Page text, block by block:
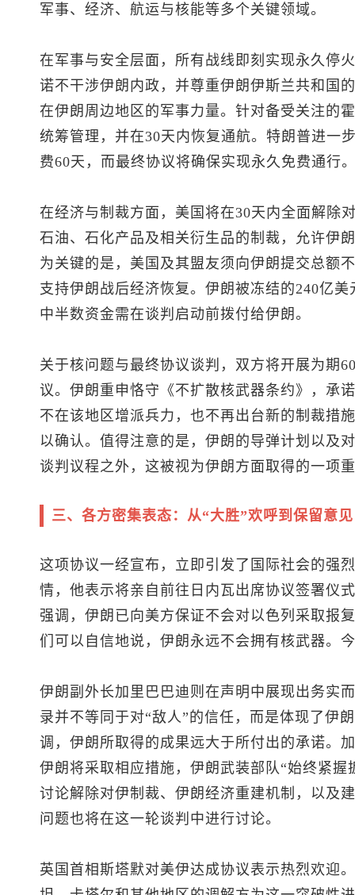
军事、经济、航运与核能等多个关键领域。
在军事与安全层面，所有战线即刻实现永久停
诺不干涉伊朗内政，并尊重伊朗伊斯兰共和国
在伊朗周边地区的军事力量。针对备受关注的
统筹管理，并在30天内恢复通航。特朗普进一
费60天，而最终协议将确保实现永久免费通行
在经济与制裁方面，美国将在30天内全面解除
石油、石化产品及相关衍生品的制裁，允许伊
为关键的是，美国及其盟友须向伊朗提交总额
支持伊朗战后经济恢复。伊朗被冻结的240亿
中半数资金需在谈判启动前拨付给伊朗。
关于核问题与最终协议谈判，双方将开展为期
议。伊朗重申恪守《不扩散核武器条约》，承
不在该地区增派兵力，也不再出台新的制裁措
以确认。值得注意的是，伊朗的导弹计划以及
谈判议程之外，这被视为伊朗方面取得的一项
三、各方密集表态：从“大胜”欢呼到保留意见
这项协议一经宣布，立即引发了国际社会的强
情，他表示将亲自前往日内瓦出席协议签署仪
强调，伊朗已向美方保证不会对以色列采取报
们可以自信地说，伊朗永远不会拥有核武器。
伊朗副外长加里巴巴迪则在声明中展现出务实
录并不等同于对“敌人”的信任，而是体现了伊
调，伊朗所取得的成果远大于所付出的承诺。
伊朗将采取相应措施，伊朗武装部队“始终紧
讨论解除对伊制裁、伊朗经济重建机制，以及
问题也将在这一轮谈判中进行讨论。
英国首相斯塔默对美伊达成协议表示热烈欢迎